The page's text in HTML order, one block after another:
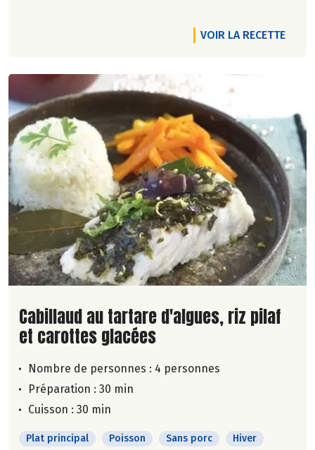
VOIR LA RECETTE
Lire la suite de la recette
Cabillaud au tartare d'algues, riz pilaf
et carottes glacées
Nombre de personnes : 4 personnes
Préparation : 30 min
Cuisson : 30 min
Plat principal Poisson Sans porc Hiver